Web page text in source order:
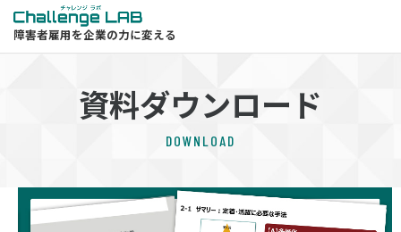
障害者雇用を企業の力に変える
資料ダウンロード
DOWNLOAD